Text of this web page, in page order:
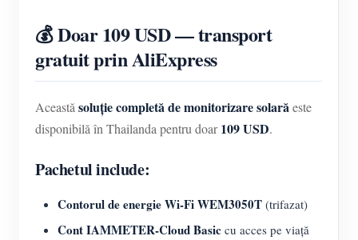
💰 Doar 109 USD — transport
gratuit prin AliExpress
Această soluție completă de monitorizare solarăeste
disponibilă în Thailanda pentru doar109 USD.
Pachetul include:
Contorul de energie Wi-Fi WEM3050T (trifazat)
Cont IAMMETER-Cloud Basic cu acces pe viață